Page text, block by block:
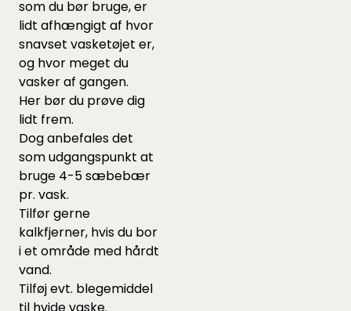
som du bør bruge, er
lidt afhængigt af hvor
snavset vasketøjet er,
og hvor meget du
vasker af gangen.
Her bør du prøve dig
lidt frem.
Dog anbefales det
som udgangspunkt at
bruge 4-5 sæbebær
pr. vask.
Tilfør gerne
kalkfjerner, hvis du bor
i et område med hårdt
vand.
Tilføj evt. blegemiddel
til hvide vaske.